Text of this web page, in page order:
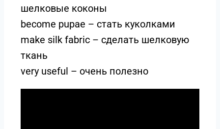
шелковые коконы
become pupae – стать куколками
make silk fabric – сделать шелковую
ткань
very useful – очень полезно